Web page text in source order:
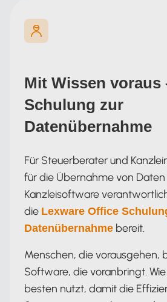
Mit Wissen voraus
Schulung zur
Datenübernahme
Für Steuerberater und
für die Übernahme von Daten
Kanzleisoftware
die Lexware Office
Datenübernahme bereit.
Menschen, die vorausgehen,
Software, die voranbringt.
besten nutzt, damit die